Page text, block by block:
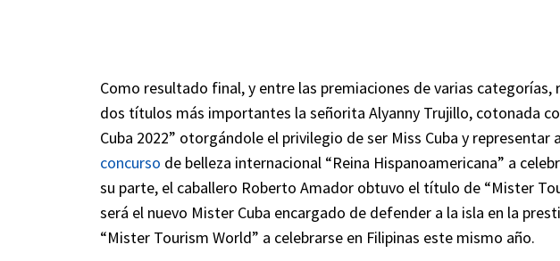
Como resultado final, y entre las premiaciones de varias
dos títulos más importantes la señorita Alyanny Trujillo, cotonada
Cuba 2022” otorgándole el privilegio de ser Miss Cuba y
concurso de belleza internacional “Reina Hispanoamericana” a
su parte, el caballero Roberto Amador obtuvo el título de “Mister
será el nuevo Mister Cuba encargado de defender a la isla en la
“Mister Tourism World” a celebrarse en Filipinas este mismo año.